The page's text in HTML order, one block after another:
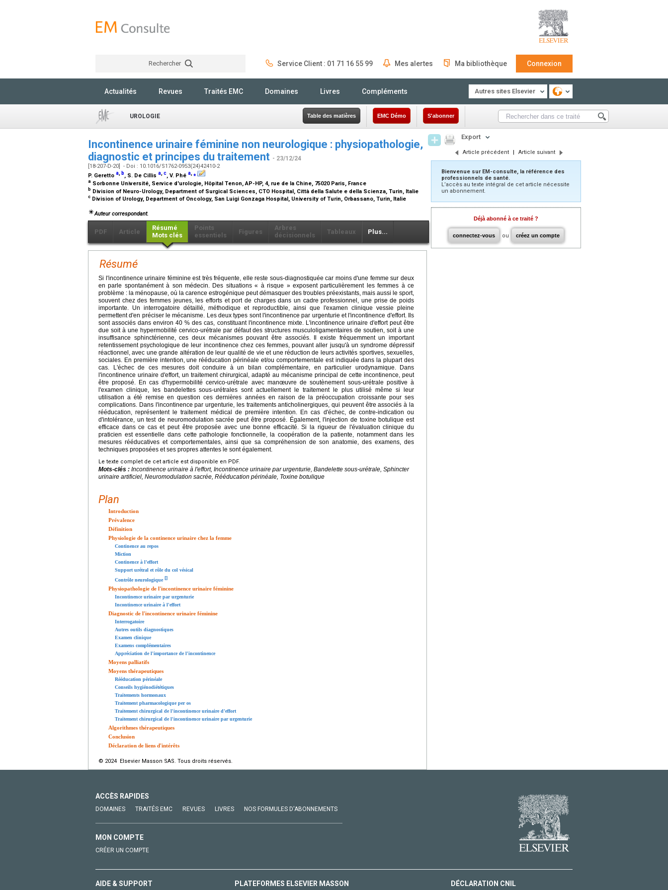
Rechercher Service Client : 01 71 16 55 99 Mes alertes Ma bibliothèque Connexion
Actualités Revues Traités EMC Domaines Livres Compléments Autres sites Elsevier
UROLOGIE Table des matières EMC Démo S'abonner
Incontinence urinaire féminine non neurologique : physiopathologie,
diagnostic et principes du traitement - 23/12/24
[18-207-D-20] - Doi : 10.1016/S1762-0953(24)42410-2
P. Geretto a, b, S. De Cillis a,c, V. Phé a,⁎
a Sorbonne Université, Service d'urologie, Hôpital Tenon, AP-HP, 4, rue de la Chine, 75020 Paris, France
b Division of Neuro-Urology, Department of Surgical Sciences, CTO Hospital, Città della Salute e della Scienza, Turin, Italie
c Division of Urology, Department of Oncology, San Luigi Gonzaga Hospital, University of Turin, Orbassano, Turin, Italie
Auteur correspondant.
PDF Article
Résumé
Mots clés
Points
essentiels
Figures
Arbres
décisionnels
Tableaux Plus...
Résumé
Si l'incontinence urinaire féminine est très fréquente, elle reste sous-diagnostiquée car moins d'une femme sur deux
en parle spontanément à son médecin. Des situations « à risque » exposent particulièrement les femmes à ce
problème : la ménopause, où la carence estrogénique peut démasquer des troubles préexistants, mais aussi le sport,
souvent chez des femmes jeunes, les efforts et port de charges dans un cadre professionnel, une prise de poids
importante. Un interrogatoire détaillé, méthodique et reproductible, ainsi que l'examen clinique vessie pleine
permettent d'en préciser le mécanisme. Les deux types sont l'incontinence par urgenturie et l'incontinence d'effort. Ils
sont associés dans environ 40 % des cas, constituant l'incontinence mixte. L'incontinence urinaire d'effort peut être
due soit à une hypermobilité cervico-urétrale par défaut des structures musculoligamentaires de soutien, soit à une
insuffisance sphinctérienne, ces deux mécanismes pouvant être associés. Il existe fréquemment un important
retentissement psychologique de leur incontinence chez ces femmes, pouvant aller jusqu'à un syndrome dépressif
réactionnel, avec une grande altération de leur qualité de vie et une réduction de leurs activités sportives, sexuelles,
sociales. En première intention, une rééducation périnéale et/ou comportementale est indiquée dans la plupart des
cas. L'échec de ces mesures doit conduire à un bilan complémentaire, en particulier urodynamique. Dans
l'incontinence urinaire d'effort, un traitement chirurgical, adapté au mécanisme principal de cette incontinence, peut
être proposé. En cas d'hypermobilité cervico-urétrale avec manœuvre de soutènement sous-urétrale positive à
l'examen clinique, les bandelettes sous-urétrales sont actuellement le traitement le plus utilisé même si leur
utilisation a été remise en question ces dernières années en raison de la préoccupation croissante pour ses
complications. Dans l'incontinence par urgenturie, les traitements anticholinergiques, qui peuvent être associés à la
rééducation, représentent le traitement médical de première intention. En cas d'échec, de contre-indication ou
d'intolérance, un test de neuromodulation sacrée peut être proposé. Également, l'injection de toxine botulique est
efficace dans ce cas et peut être proposée avec une bonne efficacité. Si la rigueur de l'évaluation clinique du
praticien est essentielle dans cette pathologie fonctionnelle, la coopération de la patiente, notamment dans les
mesures rééducatives et comportementales, ainsi que sa compréhension de son anatomie, des examens, des
techniques proposées et ses propres attentes le sont également.
Le texte complet de cet article est disponible en PDF.
Mots-clés : Incontinence urinaire à l'effort, Incontinence urinaire par urgenturie, Bandelette sous-urétrale, Sphincter
urinaire artificiel, Neuromodulation sacrée, Rééducation périnéale, Toxine botulique
Plan
Introduction
Prévalence
Définition
Physiologie de la continence urinaire chez la femme
Continence au repos
Miction
Continence à l'effort
Support urétral et rôle du col vésical
Contrôle neurologique[]
Physiopathologie de l'incontinence urinaire féminine
Incontinence urinaire par urgenturie
Incontinence urinaire à l'effort
Diagnostic de l'incontinence urinaire féminine
Interrogatoire
Autres outils diagnostiques
Examen clinique
Examens complémentaires
Appréciation de l'importance de l'incontinence
Moyens palliatifs
Moyens thérapeutiques
Rééducation périnéale
Conseils hygiénodiététiques
Traitements hormonaux
Traitement pharmacologique per os
Traitement chirurgical de l'incontinence urinaire d'effort
Traitement chirurgical de l'incontinence urinaire par urgenturie
Algorithmes thérapeutiques
Conclusion
Déclaration de liens d'intérêts
© 2024 Elsevier Masson SAS. Tous droits réservés.
Export
Article précédent | Article suivant
Bienvenue sur EM-consulte, la référence des
professionnels de santé.
L’accès au texte intégral de cet article nécessite
un abonnement.
Déjà abonné à ce traité ?
connectez-vous ou créez un compte
ACCÈS RAPIDES
DOMAINES TRAITÉS EMC REVUES LIVRES NOS FORMULES D'ABONNEMENTS
MON COMPTE
CRÉER UN COMPTE
AIDE & SUPPORT PLATEFORMES ELSEVIER MASSON DÉCLARATION CNIL